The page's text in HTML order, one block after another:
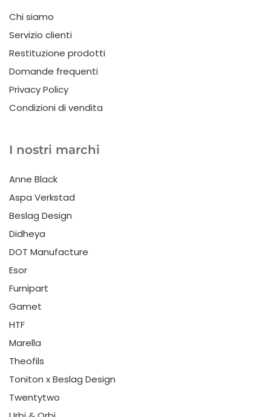
Chi siamo
Servizio clienti
Restituzione prodotti
Domande frequenti
Privacy Policy
Condizioni di vendita
I nostri marchi
Anne Black
Aspa Verkstad
Beslag Design
Didheya
DOT Manufacture
Esor
Furnipart
Gamet
HTF
Marella
Theofils
Toniton x Beslag Design
Twentytwo